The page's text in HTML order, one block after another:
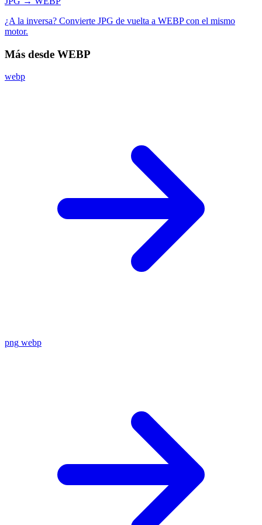
¿A la inversa? Convierte JPG de vuelta a WEBP con el mismo
motor.
Más desde WEBP
webp
png webp